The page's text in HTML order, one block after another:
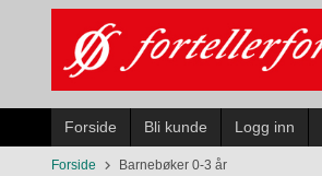
innholdet
Forside Bli kunde Logg inn
Forside Barnebøker 0-3 år